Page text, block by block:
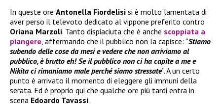
In queste ore Antonella Fiordelisi si è molto lamentata di
aver perso il televoto dedicato al vippone preferito contro
Oriana Marzoli. Tanto dispiaciuta che è anche scoppiata a
piangere, affermando che il pubblico non la capisce: “Stiamo
subendo delle cose da mesi e vedere che non arriviamo al
pubblico, è brutto eh! Se il pubblico non ci ha capite a me e
Nikita ci rimaniamo male perché siamo stressate“. A un certo
punto è arrivato il momento di eleggere gli immuni della
serata. Ed è proprio qui che qualche ore più tardi entra in
scena Edoardo Tavassi.